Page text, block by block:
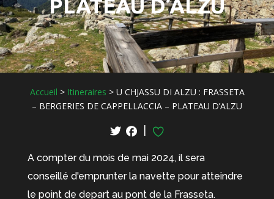
PLATEAU D’ALZU
Accueil > Itineraires > U CHJASSU DI ALZU : FRASSETA
– BERGERIES DE CAPPELLACCIA – PLATEAU D’ALZU
|
A compter du mois de mai 2024, il sera
conseillé d'emprunter la navette pour atteindre
le point de depart au pont de la Frasseta.